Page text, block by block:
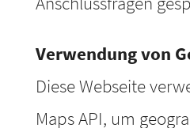
Verwendung von
Diese Webseite
Maps API, um